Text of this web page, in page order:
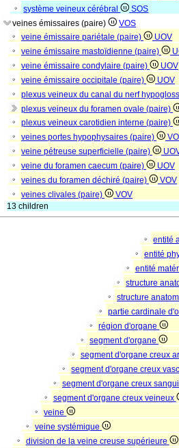
système veineux cérébral
SOS
veines émissaires (paire)
VOS
veine émissaire pariétale (paire)
UOV
veine émissaire mastoïdienne (paire)
veine émissaire condylaire (paire)
UOV
veine émissaire occipitale (paire)
UOV
plexus veineux du canal du nerf
plexus veineux du foramen ovale (paire)
plexus veineux carotidien interne (paire)
veines portes hypophysaires (paire)
veine pétreuse superficielle (paire)
veine du foramen caecum (paire)
UOV
veines du foramen déchiré (paire)
VOV
veines clivales (paire)
VOV
13 children
entité
entité
entité
structure
structure
partie cardinale
région d'organe
segment d'organe
segment d'organe creux
segment d'organe creux
segment d'organe creux
segment d'organe creux veineux
veine
veine systémique
division de la veine creuse supérieure